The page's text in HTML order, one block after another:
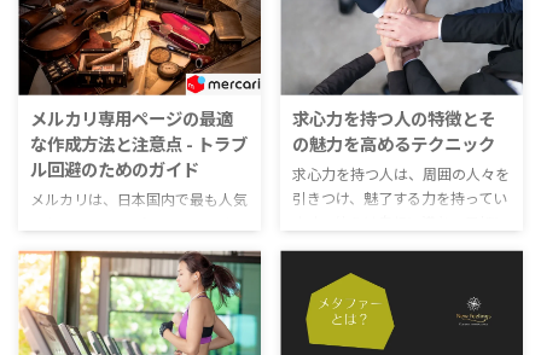
メルカリ専用ページの最適
な作成方法と注意点 - トラブ
ル回避のためのガイド
メルカリは、日本国内で最も人気
メルカリ専用ページを作成するこ
とで、商品の魅力を最大限に引き
出すことができます。しかし、注
意点を守らないとトラブルが発生
する可能性もあります。この記事
求心力を持つ人の特徴とそ
の魅力を高めるテクニック
求心力を持つ人は、周囲の人々を
引きつけ、魅了する力を持ってい
向かって努力を惜しまず、人々を
鼓舞する存在です。求心力を高め
るためには、まず自己啓発を行
い、自己肯定感を高めることが重
要です。また、コミュニケーショ